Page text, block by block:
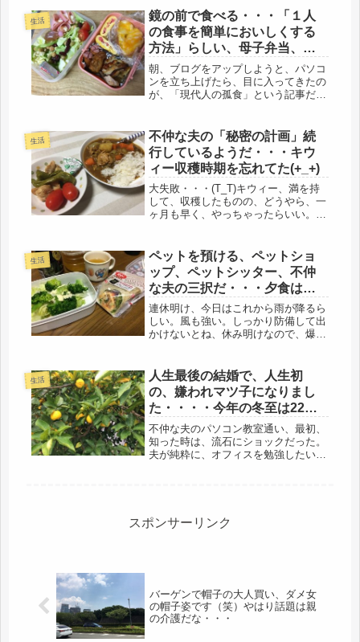
脳卒中の恐れもあるので、気休めに、
調べてもらうと、血管には、全く問題
な...
生活
鏡の前で食べる・・・「１人
の食事を簡単においしくする
方法」らしい、母子弁当、昨
日の孤食
朝、ブログをアップしようと、パソコ
ンを立ち上げたら、目に入ってきたの
が、「現代人の孤食」という記事だっ
独居老人は殆どが「孤食」母など、
365日、3食、孤食だものなぁ・・・不
仲...
生活
不仲な夫の「秘密の計画」続
行しているようだ・・・キウ
ィー収穫時期を忘れてた(+_+)
大失敗・・・(T_T)キウィー、満を持
して、収穫したものの、どうやら、一
ヶ月も早く、やっちゃったらいい。そ
んでいるし、大きさも、いい感じだと
思ったら、まだまだ、半分青かった...
生活
ペットを預ける、ペットショ
ップ、ペットシッター、不仲
な夫の三択だ・・・夕食はコ
ンビニトルティーヤ
連休明け、今日はこれから雨が降るら
しい。風も強い。しっかり防備して出
かけないとね、休み明けなので、爆発
だなぁ～(・_・;)通勤時間、自宅から
30分圏内、夢のまた夢だけど、や...
生活
人生最後の結婚で、人生初
の、嫌われマツ子になりまし
た・・・・今年の冬至は22
日、柚子がたわわです。
不仲な夫のパソコン教室通い、最初、
知った時は、流石にショックだった。
夫が純粋に、オフィスを勉強したい、
スポンサーリンク
バーゲンで帽子の大人買い、ダメ女
の帽子姿です（笑）やはり話題は親
の介護だな・・・